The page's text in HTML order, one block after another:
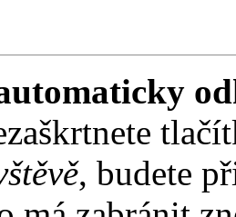
, budete